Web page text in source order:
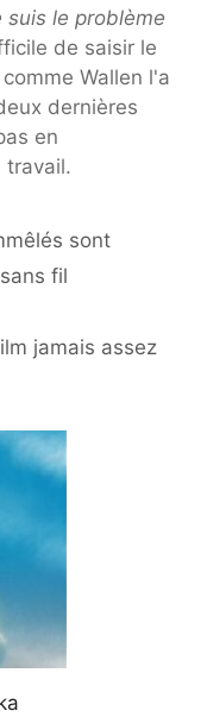
suis le problème
de saisir le
Wallen l'a
dernières
en
travail.
sont
fil
jamais assez